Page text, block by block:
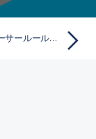
作成されたパーサールールセットの変更